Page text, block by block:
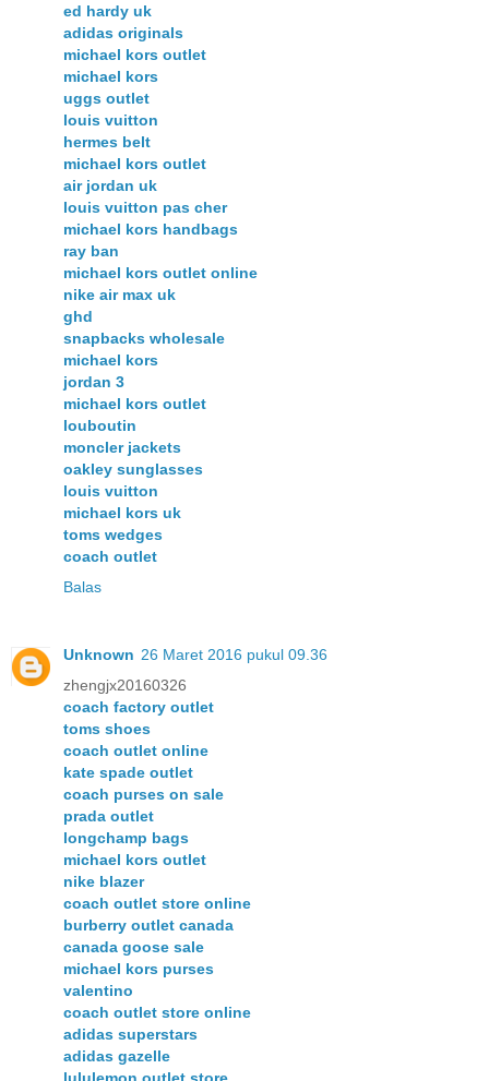
ed hardy uk
adidas originals
michael kors outlet
michael kors
uggs outlet
louis vuitton
hermes belt
michael kors outlet
air jordan uk
louis vuitton pas cher
michael kors handbags
ray ban
michael kors outlet online
nike air max uk
ghd
snapbacks wholesale
michael kors
jordan 3
michael kors outlet
louboutin
moncler jackets
oakley sunglasses
louis vuitton
michael kors uk
toms wedges
coach outlet
Balas
Unknown 26 Maret 2016 pukul 09.36
zhengjx20160326
coach factory outlet
toms shoes
coach outlet online
kate spade outlet
coach purses on sale
prada outlet
longchamp bags
michael kors outlet
nike blazer
coach outlet store online
burberry outlet canada
canada goose sale
michael kors purses
valentino
coach outlet store online
adidas superstars
adidas gazelle
lululemon outlet store